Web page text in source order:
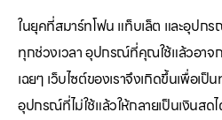
ในยุคที่สมาร์ทโฟน แท็บเล็ต และอุปก
ทุกช่วงเวลา อุปกรณ์ที่คุณใช้แล้วอาจก
เฉยๆ เว็บไซต์ของเราจึงเกิดขึ้นเพื่อเ
อุปกรณ์ที่ไม่ใช้แล้วให้กลายเป็นเงินส